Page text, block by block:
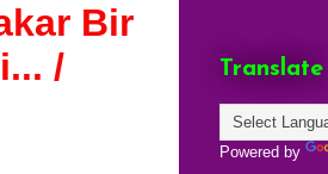
Bir
/
Translate
Powered by